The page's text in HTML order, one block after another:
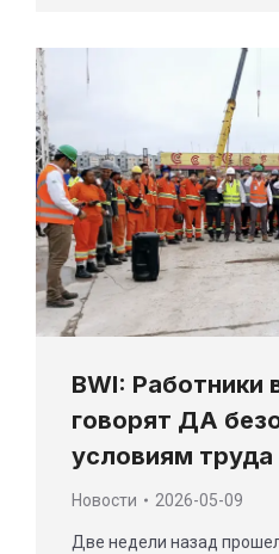
BWI: Работники
говорят ДА
условиям труда
Новости 2026-05-09
Две недели назад